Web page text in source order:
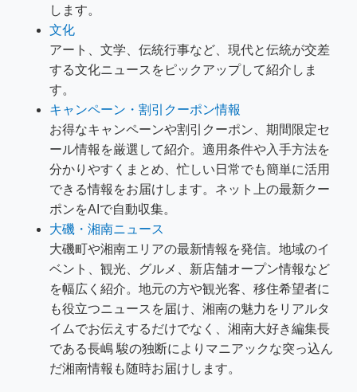
します。
文化
アート、文学、伝統行事など、現代と伝統が交差
する文化ニュースをピックアップして紹介しま
す。
キャンペーン・割引クーポン情報
お得なキャンペーンや割引クーポン、期間限定セ
ール情報を厳選して紹介。適用条件や入手方法を
分かりやすくまとめ、忙しい日常でも簡単に活用
できる情報をお届けします。ネット上の最新クー
ポンをAIで自動収集。
大磯・湘南ニュース
大磯町や湘南エリアの最新情報を発信。地域のイ
ベント、観光、グルメ、新店舗オープン情報など
を幅広く紹介。地元の方や観光客、移住希望者に
も役立つニュースを届け、湘南の魅力をリアルタ
イムでお伝えするだけでなく、湘南大好き編集長
である長嶋 駿の独断によりマニアックな突っ込ん
だ湘南情報も随時お届けします。